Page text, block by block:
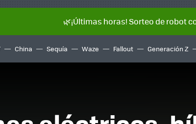
🌿¡Últimas horas! Sorteo de robot
China Sequía Waze Fallout Generación Z